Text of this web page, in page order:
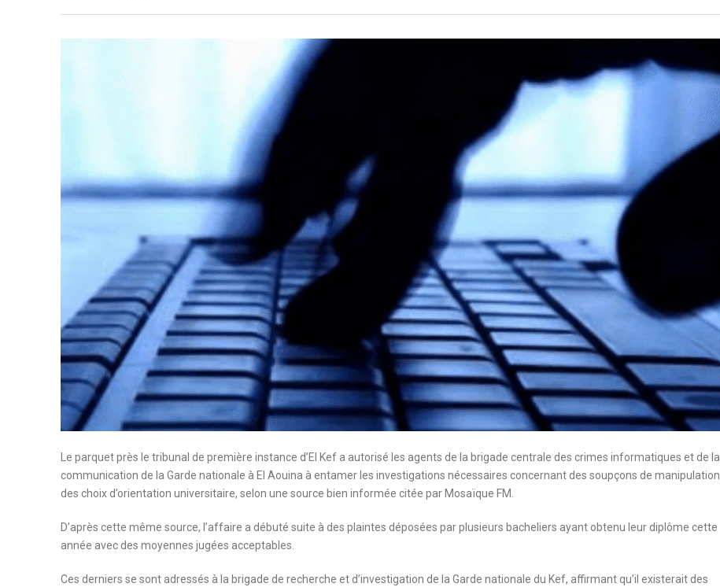
Le parquet près le tribunal de première instance d’El Kef a autorisé les agents de la brigade centrale des crimes informatiques et de la
communication de la Garde nationale à El Aouina à entamer les investigations nécessaires concernant des soupçons de manipulation
des choix d’orientation universitaire, selon une source bien informée citée par Mosaïque FM.
D’après cette même source, l’affaire a débuté suite à des plaintes déposées par plusieurs bacheliers ayant obtenu leur diplôme cette
année avec des moyennes jugées acceptables.
Ces derniers se sont adressés à la brigade de recherche et d’investigation de la Garde nationale du Kef, affirmant qu’il existerait des